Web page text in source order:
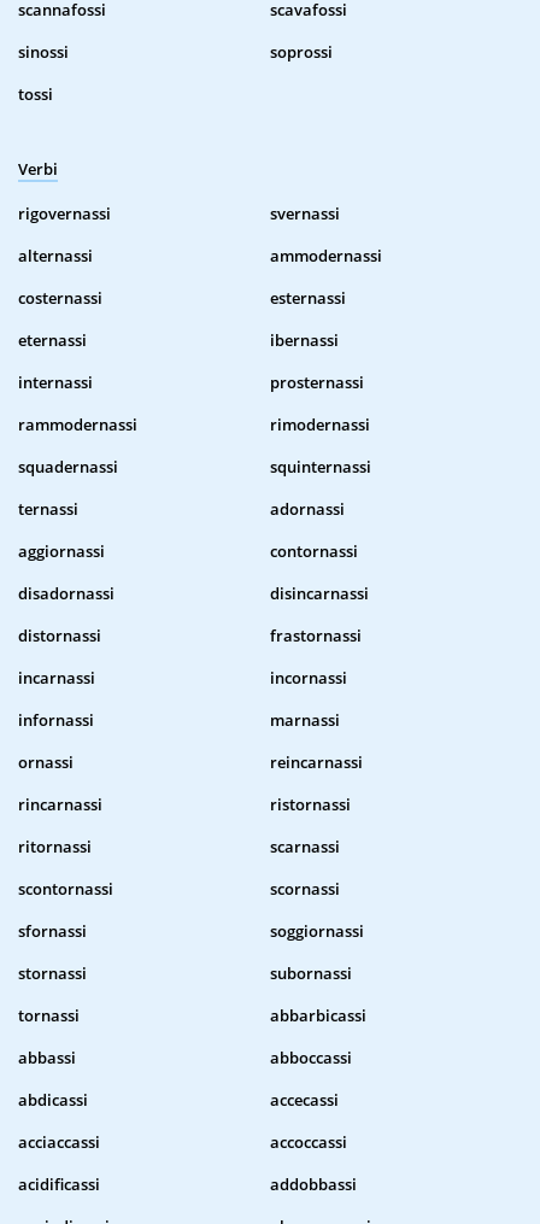
scannafossi
scavafossi
sinossi
soprossi
tossi
Verbi
rigovernassi
svernassi
alternassi
ammodernassi
costernassi
esternassi
eternassi
ibernassi
internassi
prosternassi
rammodernassi
rimodernassi
squadernassi
squinternassi
ternassi
adornassi
aggiornassi
contornassi
disadornassi
disincarnassi
distornassi
frastornassi
incarnassi
incornassi
infornassi
marnassi
ornassi
reincarnassi
rincarnassi
ristornassi
ritornassi
scarnassi
scontornassi
scornassi
sfornassi
soggiornassi
stornassi
subornassi
tornassi
abbarbicassi
abbassi
abboccassi
abdicassi
accecassi
acciaccassi
accoccassi
acidificassi
addobbassi